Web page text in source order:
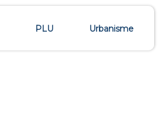
PLU Urbanisme